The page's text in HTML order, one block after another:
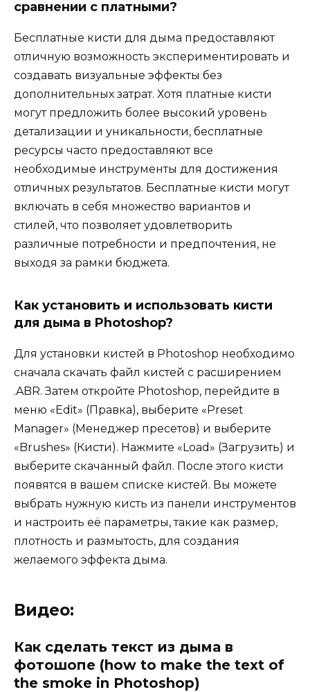
сравнении с платными?
Бесплатные кисти для дыма предоставляют
отличную возможность экспериментировать и
создавать визуальные эффекты без
дополнительных затрат. Хотя платные кисти
могут предложить более высокий уровень
детализации и уникальности, бесплатные
ресурсы часто предоставляют все
необходимые инструменты для достижения
отличных результатов. Бесплатные кисти могут
включать в себя множество вариантов и
стилей, что позволяет удовлетворить
различные потребности и предпочтения, не
выходя за рамки бюджета.
Как установить и использовать кисти
для дыма в Photoshop?
Для установки кистей в Photoshop необходимо
сначала скачать файл кистей с расширением
.ABR. Затем откройте Photoshop, перейдите в
меню «Edit» (Правка), выберите «Preset
Manager» (Менеджер пресетов) и выберите
«Brushes» (Кисти). Нажмите «Load» (Загрузить) и
выберите скачанный файл. После этого кисти
появятся в вашем списке кистей. Вы можете
выбрать нужную кисть из панели инструментов
и настроить её параметры, такие как размер,
плотность и размытость, для создания
желаемого эффекта дыма.
Видео:
Как сделать текст из дыма в
фотошопе (how to make the text of
the smoke in Photoshop)